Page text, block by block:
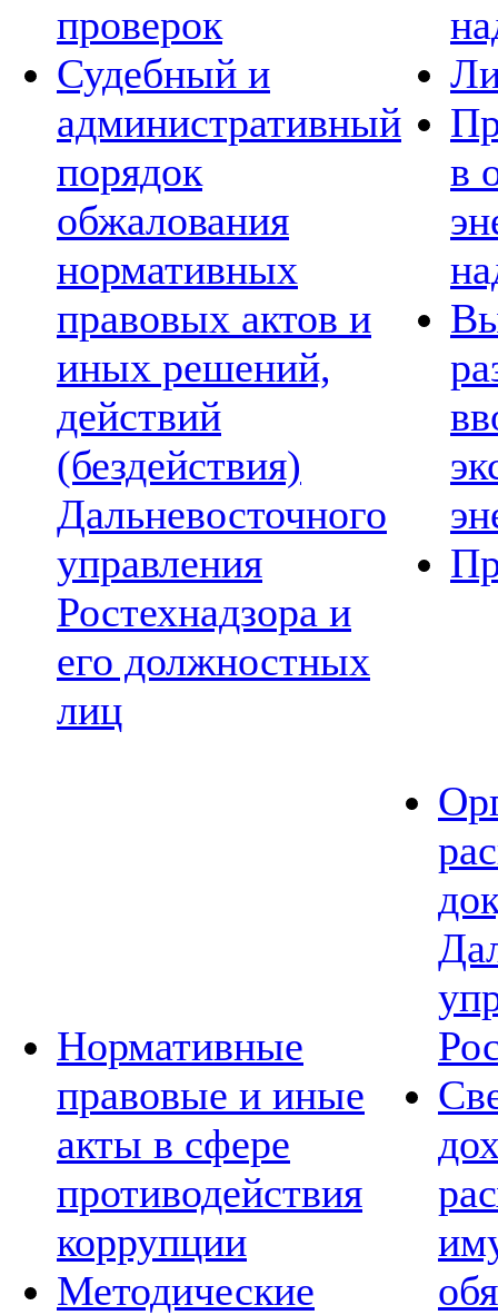
проверок
Судебный и
административный
порядок
обжалования
нормативных
правовых актов и
иных решений,
действий
(бездействия)
Дальневосточного
управления
Ростехнадзора и
его должностных
лиц
в
Нормативные
правовые и иные
акты в сфере
противодействия
коррупции
Методические